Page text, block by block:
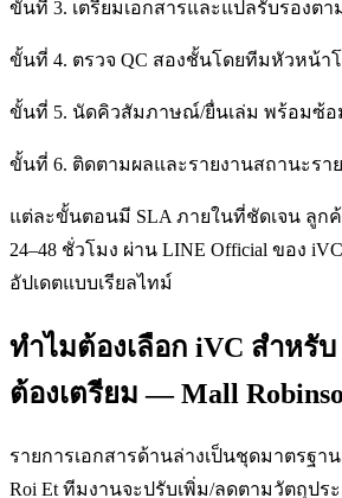
ขั้นที่ 3. เตรียมเอกสารและแปลรับรองต
ขั้นที่ 4. ตรวจ QC สองชั้นโดยทีมหัวหน้า
ขั้นที่ 5. นัดคิวสัมภาษณ์/ยื่นเล่ม พร้อมซ้อ
ขั้นที่ 6. ติดตามผลและรายงานสถานะรา
แต่ละขั้นตอนมี SLA ภายในที่ชัดเจน ลูก
24–48 ชั่วโมง ผ่าน LINE Official ของ
อัปเดตแบบเรียลไทม์
ทำไมต้องเลือก iVC สำหรับ
ต้องเตรียม — Mall
รายการเอกสารด้านล่างเป็นชุดมาตรฐาน
Roi Et ทีมงานจะปรับเพิ่ม/ลดตามวัตถุปร